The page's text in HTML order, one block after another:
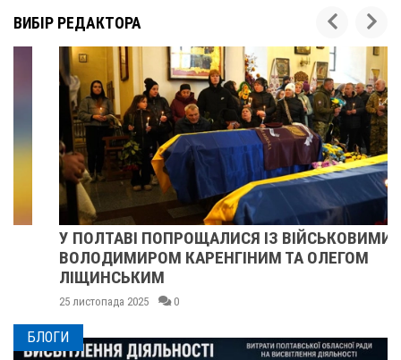
ВИБІР РЕДАКТОРА
У ПОЛТАВІ ПОПРОЩАЛИСЯ ІЗ ВІЙСЬКОВИМИ
ВОЛОДИМИРОМ КАРЕНГІНИМ ТА ОЛЕГОМ
ЛІЩИНСЬКИМ
25 листопада 2025 0
БЛОГИ